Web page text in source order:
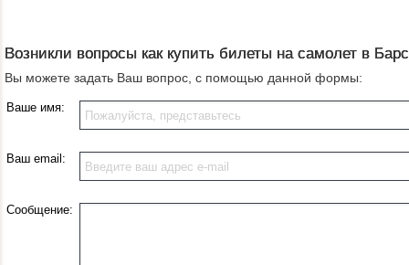
Возникли вопросы как купить билеты на самолет в
Вы можете задать Ваш вопрос, с помощью данной формы:
Ваше имя:
Ваш email:
Сообщение: